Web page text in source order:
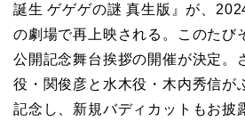
誕生 ゲゲゲの謎 真生版』が、
の劇場で再上映される。このたび
公開記念舞台挨拶の開催が決定。
役・関俊彦と水木役・木内秀信が
記念し、新規バディカットもお披